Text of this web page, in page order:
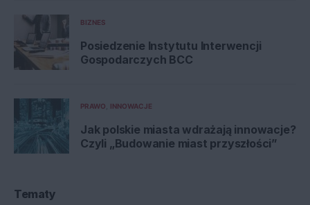
BIZNES
Posiedzenie Instytutu Interwencji
Gospodarczych BCC
PRAWO INNOWACJE
Jak polskie miasta wdrażają innowacje?
Czyli „Budowanie miast przyszłości”
Tematy